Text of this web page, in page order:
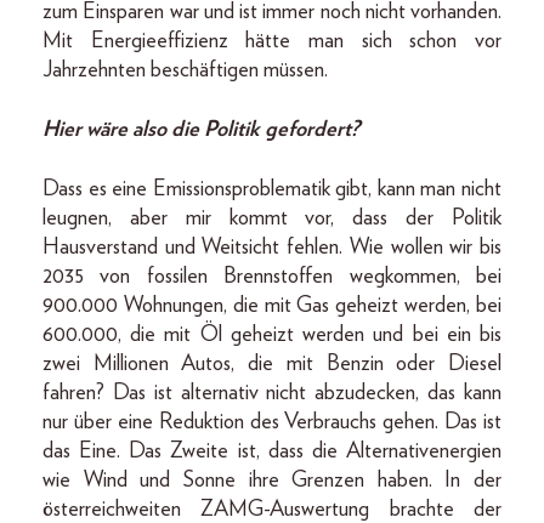
zum Einsparen war und ist immer noch nicht vorhanden.
Mit Energieeffizienz hätte man sich schon vor
Jahrzehnten beschäftigen müssen.
Hier wäre also die Politik gefordert?
Dass es eine Emissionsproblematik gibt, kann man nicht
leugnen, aber mir kommt vor, dass der Politik
Hausverstand und Weitsicht fehlen. Wie wollen wir bis
2035 von fossilen Brennstoffen wegkommen, bei
900.000 Wohnungen, die mit Gas geheizt werden, bei
600.000, die mit Öl geheizt werden und bei ein bis
zwei Millionen Autos, die mit Benzin oder Diesel
fahren? Das ist alternativ nicht abzudecken, das kann
nur über eine Reduktion des Verbrauchs gehen. Das ist
das Eine. Das Zweite ist, dass die Alternativenergien
wie Wind und Sonne ihre Grenzen haben. In der
österreichweiten ZAMG-Auswertung brachte der